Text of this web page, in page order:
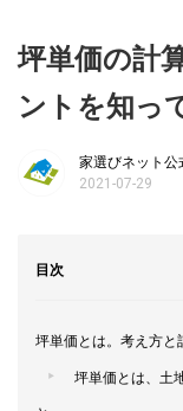
坪単価の計
ントを知っ
家選びネット公
2021-07-29
目次
坪単価とは。考え方と
坪単価とは、土